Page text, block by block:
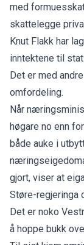
med
skattelegge
Knut Flakk har
inntektene til
Det er med
omfordeling.
Når
høgare no enn
både auke i
gjort, viser at
Støre-regjeringa
Det er noko
å hoppe bukk